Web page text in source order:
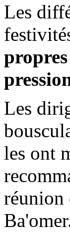
Les
propres
Les
les ont
réunion
Ba'omer